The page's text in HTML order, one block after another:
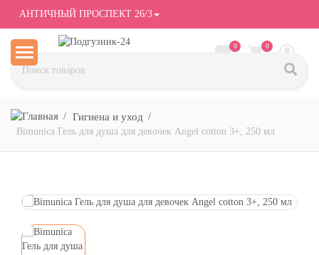
АНТИЧНЫЙ ПРОСПЕКТ 26/3
0 0
Гигиена и уход
Bimunica Гель для душа для девочек Angel cotton 3+, 250 мл